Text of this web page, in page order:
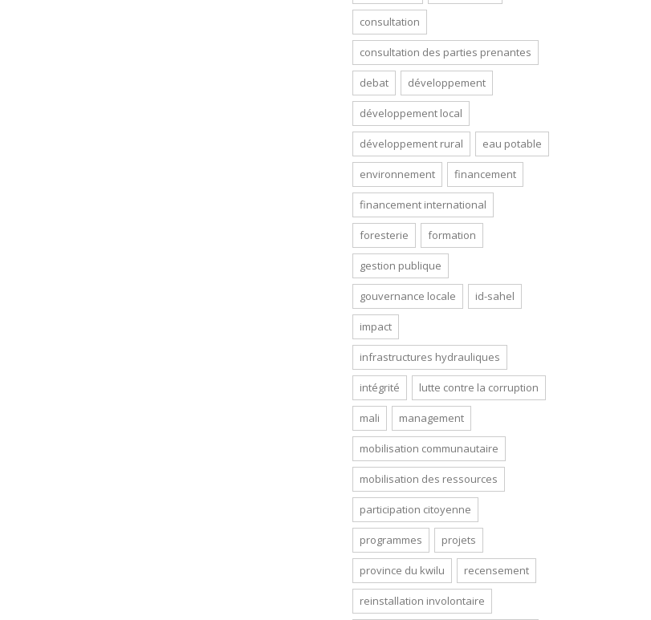
consultation
consultation des parties prenantes
debat développement
développement local
développement rural eau potable
environnement financement
financement international
foresterie formation
gestion publique
gouvernance locale id-sahel
impact
infrastructures hydrauliques
intégrité lutte contre la corruption
mali management
mobilisation communautaire
mobilisation des ressources
participation citoyenne
programmes projets
province du kwilu recensement
reinstallation involontaire